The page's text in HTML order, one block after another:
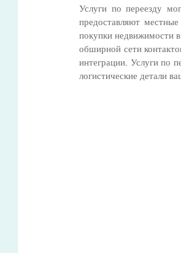
Услуги по переезду
предоставляют
покупки недвижимости
обширной сети
интеграции. Услуги по
логистические детали